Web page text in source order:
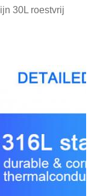
30L roestvrij